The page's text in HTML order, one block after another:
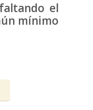
el
mínimo